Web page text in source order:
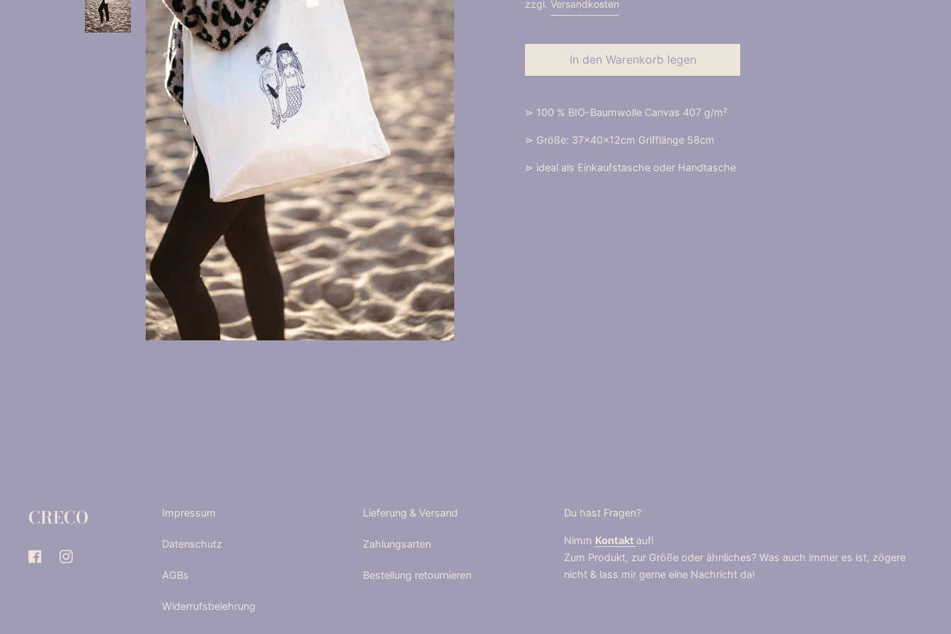
zzgl. Versandkosten
In den Warenkorb legen
⋗ 100 % BIO-Baumwolle Canvas 407 g/m²
⋗ Größe: 37x40x12cm Grifflänge 58cm
⋗ ideal als Einkaufstasche oder Handtasche
CRECO
FacebookInstagram
Impressum
Datenschutz
AGBs
Widerrufsbelehrung
Lieferung & Versand
Zahlungsarten
Bestellung retournieren
Du hast Fragen?
Nimm Kontakt auf!
Zum Produkt, zur Größe oder ähnliches? Was auch immer es ist, zögere
nicht & lass mir gerne eine Nachricht da!